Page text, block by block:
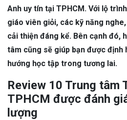
Anh uy tín tại TPHCM. Với lộ
giáo viên giỏi, các kỹ năng
cải thiện đáng kể. Bên cạnh đó,
tâm cũng sẽ giúp bạn được định
hướng học tập trong tương lai.
Review 10 Trung tâm
TPHCM được đánh
lượng